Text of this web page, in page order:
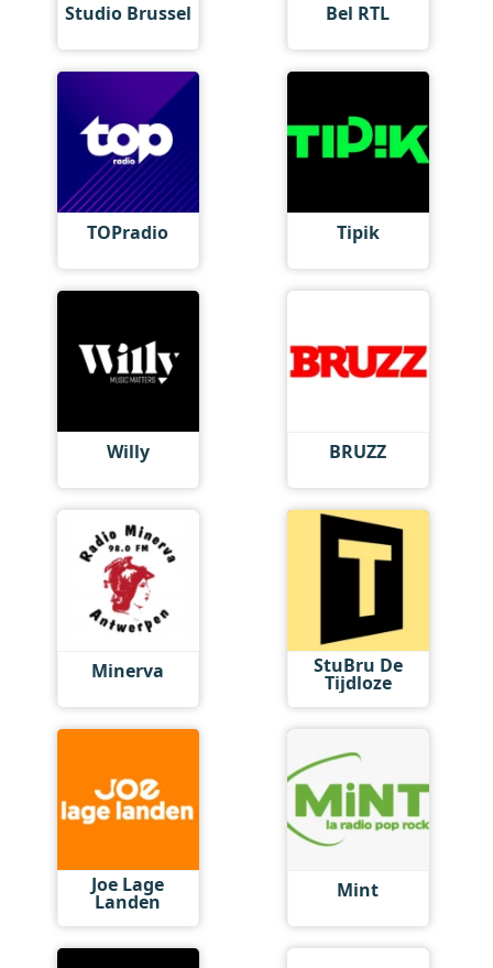
Studio Brussel Bel RTL
TOPradio Tipik
Willy BRUZZ
Minerva StuBru De
Tijdloze
Joe Lage
Landen Mint